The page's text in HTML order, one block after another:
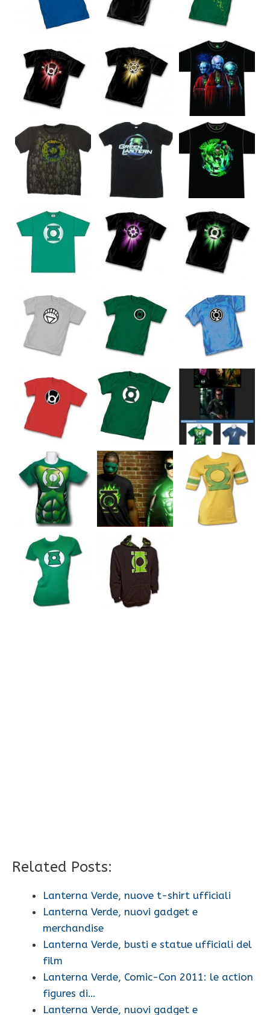
Related Posts:
Lanterna Verde, nuove t-shirt ufficiali
Lanterna Verde, nuovi gadget e
merchandise
Lanterna Verde, busti e statue ufficiali del
film
Lanterna Verde, Comic-Con 2011: le action
figures di…
Lanterna Verde, nuovi gadget e